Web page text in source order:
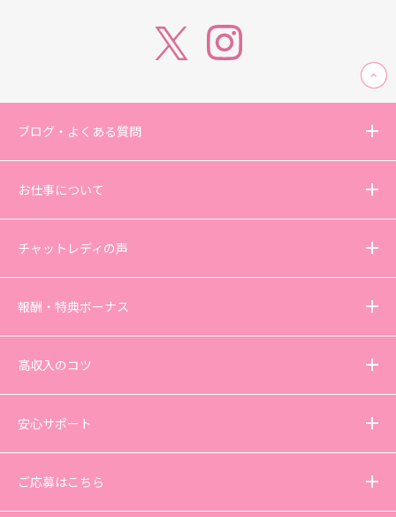
ブログ・よくある質問
お仕事について
チャットレディの声
報酬・特典ボーナス
高収入のコツ
安心サポート
ご応募はこちら